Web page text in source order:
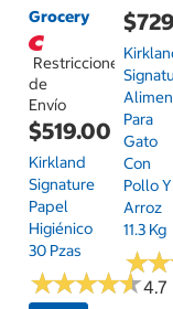
Grocery
Restricciones
de
Envío
$519.00
Kirkland
Signature
Papel
Higiénico
30 Pzas
★★★★★
★★★★★4.7
Para
Gato
Con
Pollo Y
Arroz
11.3 Kg
★★
★★